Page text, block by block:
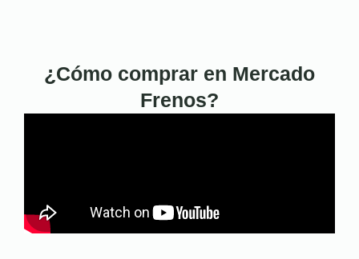
¿Cómo comprar en Mercado
Frenos?